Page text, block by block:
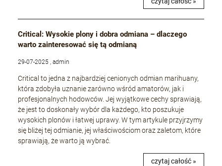
Critical: Wysokie plony i dobra odmiana – dlaczego
warto zainteresować się tą odmianą
29-07-2025 , admin
Critical to jedna z najbardziej cenionych odmian marihuany,
która zdobyła uznanie zarówno wśród amatorów, jak i
profesjonalnych hodowców. Jej wyjątkowe cechy sprawiają,
że jest to doskonały wybór dla każdego, kto poszukuje
wysokich plonów i łatwej uprawy. W tym artykule przyjrzymy
się bliżej tej odmianie, jej właściwościom oraz zaletom, które
sprawiają, że warto ją wybrać.
czytaj całość »